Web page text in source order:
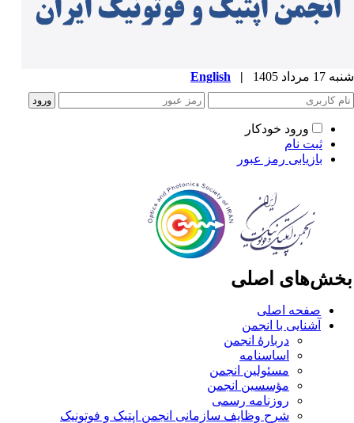
مرداد 1405 |
English
ورود خودکار
ثبت نام
بازیابی رمز عبور
اصلی
صفحه اصلی
آشنایی با انجمن
دربارۀ انجمن
اساسنامه
مسئولین انجمن
مؤسسین انجمن
روزنامه رسمی
شرح وظایف سازمانی انجمن اپتیک و فوتونیک